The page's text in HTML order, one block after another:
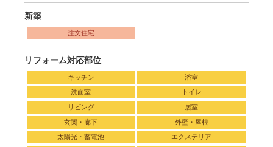
新築
注文住宅
リフォーム対応部位
キッチン 浴室
洗面室 トイレ
リビング 居室
玄関・廊下 外壁・屋根
太陽光・蓄電池 エクステリア